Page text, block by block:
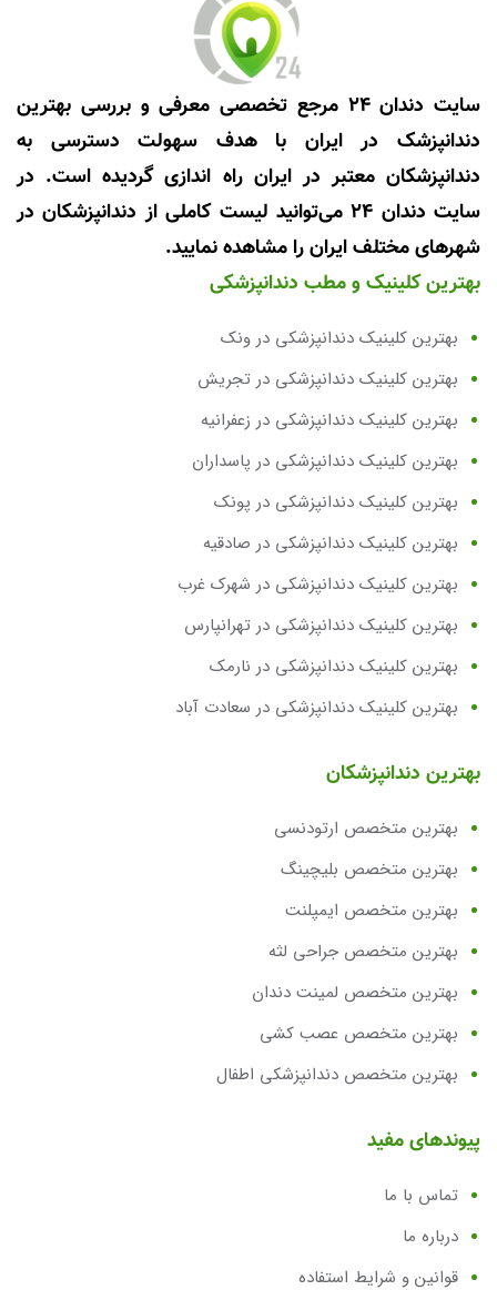
سایت دندان 24 مرجع تخصصی معرفی و بررسی بهترین
دندانپزشک در ایران با هدف سهولت دسترسی به
دندانپزشکان معتبر در ایران راه اندازی گردیده است. در
سایت دندان 24 می‌توانید لیست کاملی از دندانپزشکان در
شهرهای مختلف ایران را مشاهده نمایید.
بهترین کلینیک و مطب دندانپزشکی
بهترین کلینیک دندانپزشکی در ونک
بهترین کلینیک دندانپزشکی در تجریش
بهترین کلینیک دندانپزشکی در زعفرانیه
بهترین کلینیک دندانپزشکی در پاسداران
بهترین کلینیک دندانپزشکی در پونک
بهترین کلینیک دندانپزشکی در صادقیه
بهترین کلینیک دندانپزشکی در شهرک غرب
بهترین کلینیک دندانپزشکی در تهرانپارس
بهترین کلینیک دندانپزشکی در نارمک
بهترین کلینیک دندانپزشکی در سعادت آباد
بهترین دندانپزشکان
بهترین متخصص ارتودنسی
بهترین متخصص بلیچینگ
بهترین متخصص ایمپلنت
بهترین متخصص جراحی لثه
بهترین متخصص لمینت دندان
بهترین متخصص عصب کشی
بهترین متخصص دندانپزشکی اطفال
پیوندهای مفید
تماس با ما
درباره ما
قوانین و شرایط استفاده